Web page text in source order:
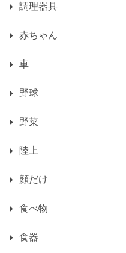
調理器具
赤ちゃん
車
野球
野菜
陸上
顔だけ
食べ物
食器